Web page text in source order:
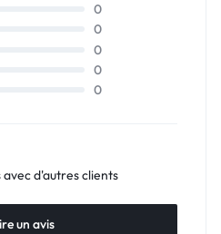
0
0
0
0
0
d'autres clients
un avis